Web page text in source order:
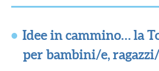
Idee in cammino… la
per bambini/e,